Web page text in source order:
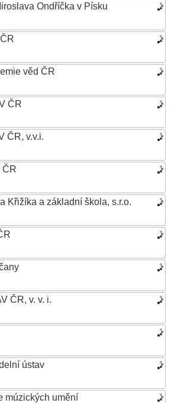
Ondříčka v Písku
věd ČR
ČR
ČR, v.v.i.
ČR
Křižíka a základní škola, s.r.o.
ČR, v. v. i.
ústav
múzických umění